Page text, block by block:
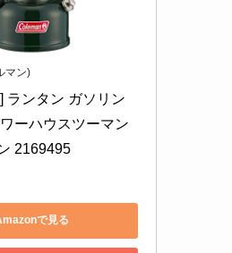
マン)
ランタン ガソリン
ーハウスツーマン
2169495
で見る